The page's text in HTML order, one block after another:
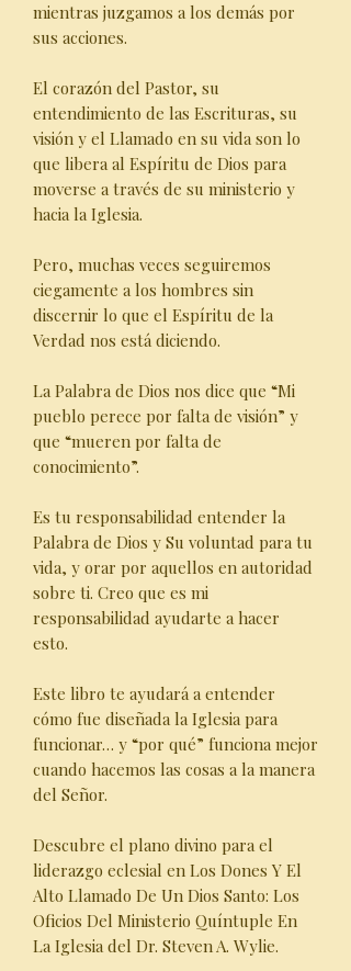
mientras juzgamos a los demás por
sus acciones.
El corazón del Pastor, su
entendimiento de las Escrituras, su
visión y el Llamado en su vida son lo
que libera al Espíritu de Dios para
moverse a través de su ministerio y
hacia la Iglesia.
Pero, muchas veces seguiremos
ciegamente a los hombres sin
discernir lo que el Espíritu de la
Verdad nos está diciendo.
La Palabra de Dios nos dice que “Mi
pueblo perece por falta de visión” y
que “mueren por falta de
conocimiento”.
Es tu responsabilidad entender la
Palabra de Dios y Su voluntad para tu
vida, y orar por aquellos en autoridad
sobre ti. Creo que es mi
responsabilidad ayudarte a hacer
esto.
Este libro te ayudará a entender
cómo fue diseñada la Iglesia para
funcionar… y “por qué” funciona mejor
cuando hacemos las cosas a la manera
del Señor.
Descubre el plano divino para el
liderazgo eclesial en Los Dones Y El
Alto Llamado De Un Dios Santo: Los
Oficios Del Ministerio Quíntuple En
La Iglesia del Dr. Steven A. Wylie.